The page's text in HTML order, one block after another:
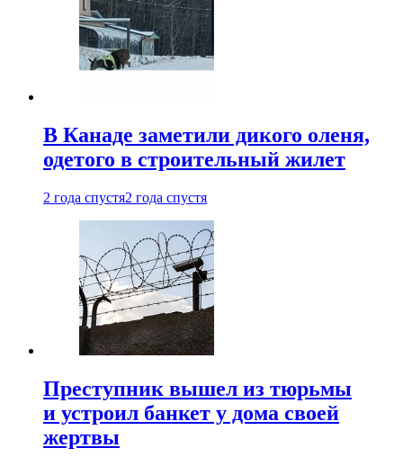
В Канаде заметили дикого оленя,
одетого в строительный жилет
2 года спустя2 года спустя
Преступник вышел из тюрьмы
и устроил банкет у дома своей
жертвы